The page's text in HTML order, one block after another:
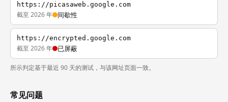
https://picasaweb.google.com
截至 2026 年 间歇性
https://encrypted.google.com
截至 2026 年 已屏蔽
所示判定基于最近 90 天的测试，与该网址页面一致。
常见问题